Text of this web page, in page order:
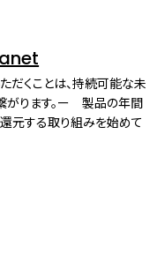
だくことは、持続可能な未
がります。ー 製品の年間
元する取り組みを始めて